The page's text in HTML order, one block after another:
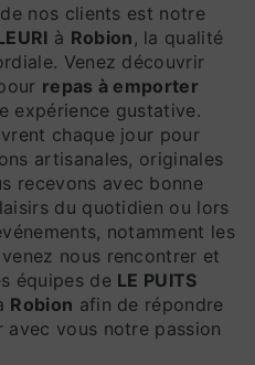
à Robion , la qualité
Venez découvrir
repas à emporter
expérience gustative.
chaque jour pour
artisanales, originales
recevons avec bonne
du quotidien ou lors
notamment les
nous rencontrer et
équipes de LE PUITS
Robion afin de répondre
vous notre passion